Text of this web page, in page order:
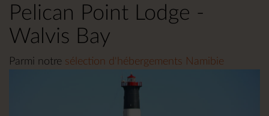
Pelican Point Lodge -
Walvis Bay
Parmi notre sélection d'hébergements Namibie